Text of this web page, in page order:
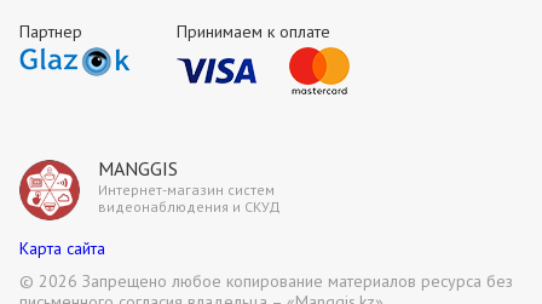
MANGGIS
Интернет-магазин систем
видеонаблюдения и СКУД
Партнер Принимаем к оплате
Карта сайта
© 2026 Запрещено любое копирование материалов ресурса без